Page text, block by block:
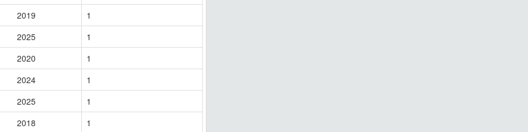
2019
1
2025
1
2020
1
2024
1
2025
1
2018
1